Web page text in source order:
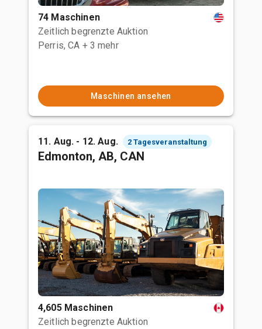
74 Maschinen
Zeitlich begrenzte Auktion
Perris, CA + 3 mehr
Maschinen ansehen
11. Aug. - 12. Aug. 2 Tagesveranstaltung
Edmonton, AB, CAN
4,605 Maschinen
Zeitlich begrenzte Auktion